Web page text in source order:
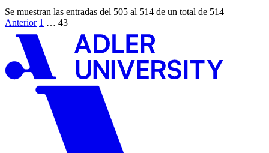
Se muestran las entradas del 505 al 514 de un total de 514
Anterior 1 … 43